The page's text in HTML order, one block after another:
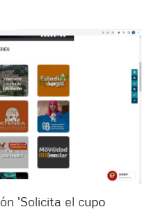
'Solicita el cupo